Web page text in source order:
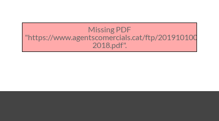
Missing PDF
"https://www.agentscomercials.cat/ftp/
2018.pdf".